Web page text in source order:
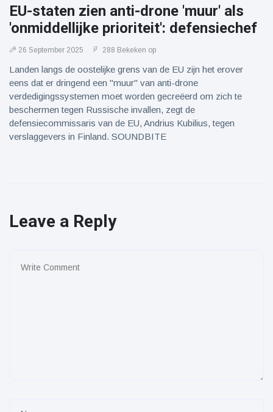
EU-staten zien anti-drone 'muur' als
'onmiddellijke prioriteit': defensiechef
26 September 2025 288 Bekeken op
Landen langs de oostelijke grens van de EU zijn het erover
eens dat er dringend een "muur" van anti-drone
verdedigingssystemen moet worden gecreëerd om zich te
beschermen tegen Russische invallen, zegt de
defensiecommissaris van de EU, Andrius Kubilius, tegen
verslaggevers in Finland. SOUNDBITE
Leave a Reply